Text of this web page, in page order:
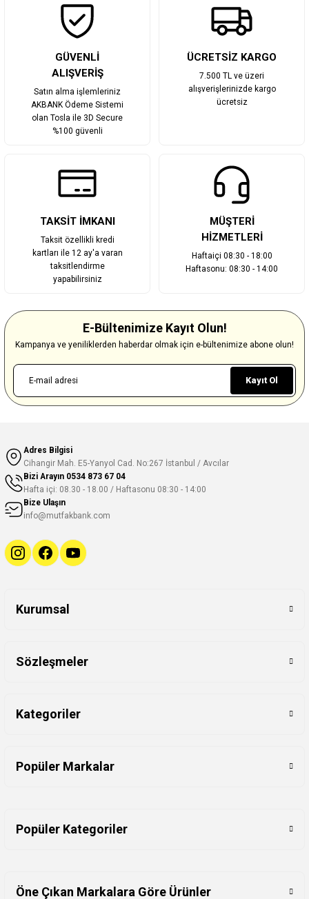
GÜVENLİ
ALIŞVERİŞ
Satın alma işlemleriniz
AKBANK Ödeme Sistemi
olan Tosla ile 3D Secure
%100 güvenli
ÜCRETSİZ KARGO
7.500 TL ve üzeri
alışverişlerinizde kargo
ücretsiz
TAKSİT İMKANI
Taksit özellikli kredi
kartları ile 12 ay'a varan
taksitlendirme
yapabilirsiniz
MÜŞTERİ
HİZMETLERİ
Haftaiçi 08:30 - 18:00
Haftasonu: 08:30 - 14:00
E-Bültenimize Kayıt Olun!
Kampanya ve yeniliklerden haberdar olmak için e-bültenimize abone olun!
Kayıt Ol
Adres Bilgisi
Cihangir Mah. E5-Yanyol Cad. No:267 İstanbul / Avcılar
Bizi Arayın 0534 873 67 04
Hafta içi: 08.30 - 18.00 / Haftasonu 08:30 - 14:00
Bize Ulaşın
info@mutfakbank.com
Kurumsal
Sözleşmeler
Kategoriler
Popüler Markalar
Popüler Kategoriler
Öne Çıkan Markalara Göre Ürünler